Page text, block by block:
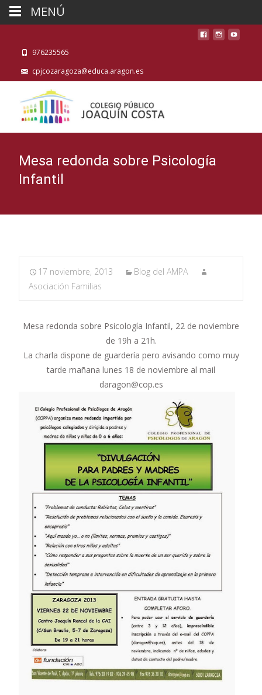
976235565
cpjcozaragoza@educa.aragon.es
Mesa redonda sobre Psicología
Infantil
17 noviembre, 2013
Blog del AMPA
Asociación Familias
Mesa redonda sobre Psicología Infantil, 22 de noviembre
de 19h a 21h.
La charla dispone de guardería pero avisando como muy
tarde mañana lunes 18 de noviembre al mail
daragon@cop.es
MENÚ